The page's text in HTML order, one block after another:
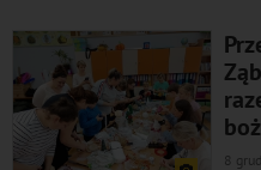
8